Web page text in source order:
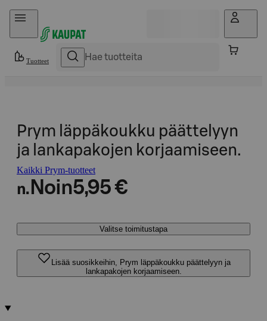
Hyppää sisältöön
Tuotteet
Prym läppäkoukku päättelyyn
ja lankapakojen korjaamiseen.
Kaikki Prym-tuotteet
n. Noin5,95 €
Valitse toimitustapa
Lisää suosikkeihin, Prym läppäkoukku päättelyyn ja
lankapakojen korjaamiseen.